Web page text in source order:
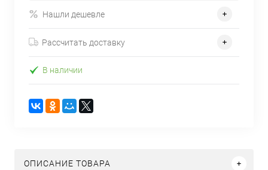
Нашли дешевле
Рассчитать доставку
В наличии
ОПИСАНИЕ ТОВАРА